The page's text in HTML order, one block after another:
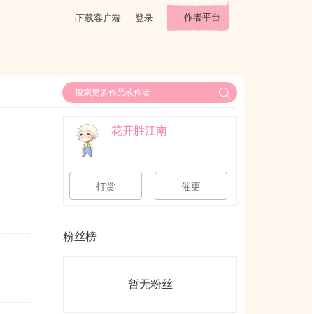
下载客户端 登录 作者平台
花开胜江南
打赏 催更
粉丝榜
暂无粉丝